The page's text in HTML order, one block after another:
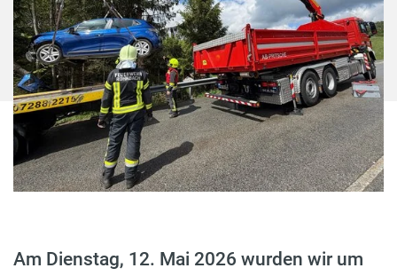
Am Dienstag, 12. Mai 2026 wurden wir um